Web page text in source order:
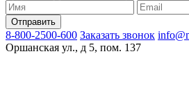
8-800-2500-600 Заказать звонок
Оршанская ул., д 5, пом. 137